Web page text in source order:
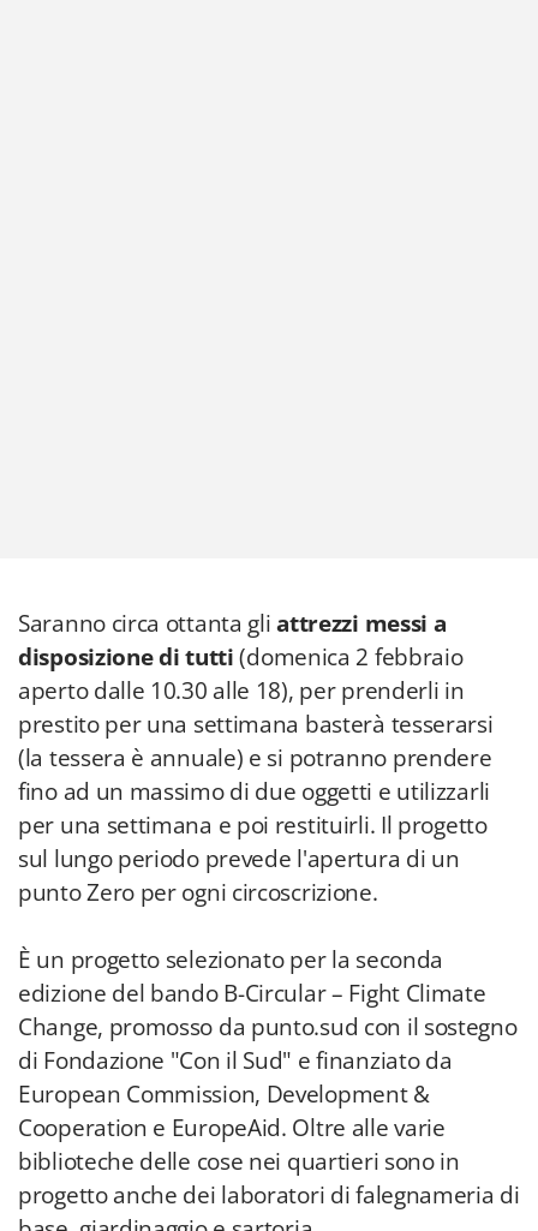
Saranno circa ottanta gliattrezzi messi a
disposizione di tutti(domenica 2 febbraio
aperto dalle 10.30 alle 18), per prenderli in
prestito per una settimana basterà tesserarsi
(la tessera è annuale) e si potranno prendere
fino ad un massimo di due oggetti e utilizzarli
per una settimana e poi restituirli. Il progetto
sul lungo periodo prevede l'apertura di un
punto Zero per ogni circoscrizione.
È un progetto selezionato per la seconda
edizione del bando B-Circular – Fight Climate
Change, promosso da punto.sud con il sostegno
di Fondazione "Con il Sud" e finanziato da
European Commission, Development &
Cooperation e EuropeAid. Oltre alle varie
biblioteche delle cose nei quartieri sono in
progetto anche dei laboratori di falegnameria di